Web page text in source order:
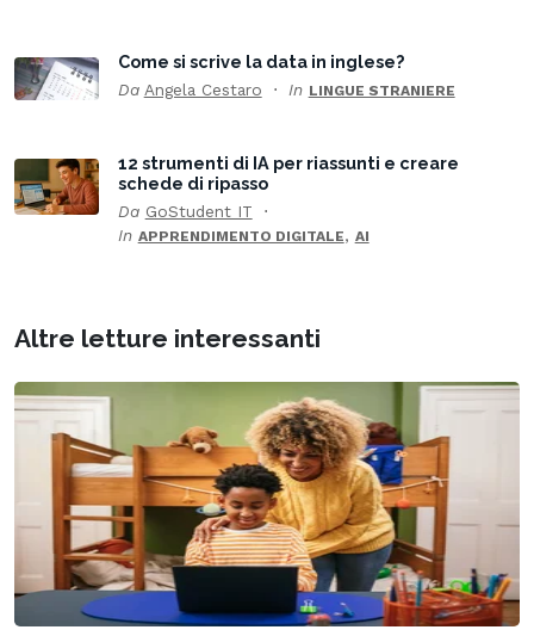
Come si scrive la data in inglese?
Da Angela Cestaro In LINGUE STRANIERE
12 strumenti di IA per riassunti e creare
schede di ripasso
Da GoStudent IT
In APPRENDIMENTO DIGITALE, AI
Altre letture interessanti